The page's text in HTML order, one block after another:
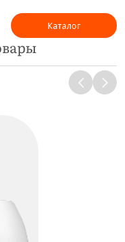
Каталог